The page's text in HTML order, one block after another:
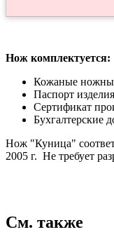
Нож комплектуется:
Кожаные ножны
Паспорт изделия
Сертификат
Бухгалтерские
Нож "Куница"
2005 г. Не требует
См. также